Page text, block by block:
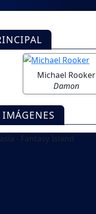
Michael Rooker
Damon